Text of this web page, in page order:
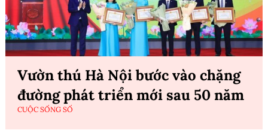
Vườn thú Hà Nội bước vào chặng
đường phát triển mới sau 50 năm
CUỘC SỐNG SỐ